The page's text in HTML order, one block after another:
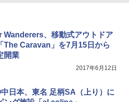
Wanderers、移動式アウトドア
The Caravan」を7月15日から
開業
2017年6月12日
日本、東名 足柄SA（上り）に